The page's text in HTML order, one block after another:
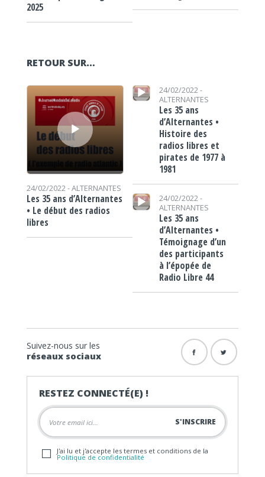
2025
RETOUR SUR…
Lecteur audio
24/02/2022 -ALTERNANTES
Les 35 ans d’Alternantes
• Le début des radios
libres
Lecteur audio
24/02/2022 -
ALTERNANTES
Les 35 ans
d’Alternantes •
Histoire des
radios libres et
pirates de 1977 à
1981
Lecteur audio
24/02/2022 -
ALTERNANTES
Les 35 ans
d’Alternantes •
Témoignage d’un
des participants
à l’épopée de
Radio Libre 44
Suivez-nous sur les
réseaux sociaux
RESTEZ CONNECTÉ(E) !
J'ai lu et j'accepte les termes et conditions de la
Politique de confidentialité